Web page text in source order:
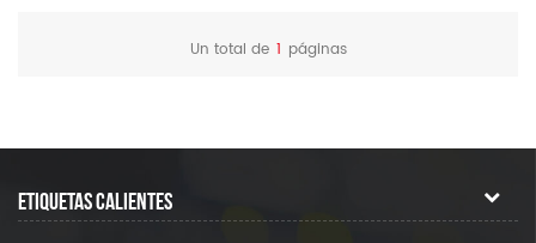
защиты области сварки и
Высокопреломляющий клей
низкопреломляющий клей
Un total de 1 páginas
ETIQUETAS CALIENTES